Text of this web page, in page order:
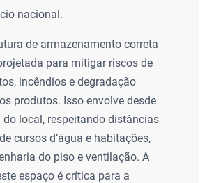
nacional.
de armazenamento correta
para mitigar riscos de
incêndios e degradação
produtos. Isso envolve desde
do local, respeitando distâncias
cursos d’água e habitações,
do piso e ventilação. A
espaço é crítica para a